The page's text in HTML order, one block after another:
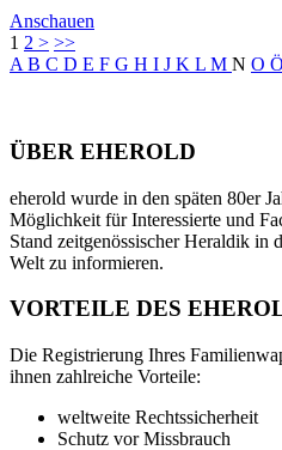
Anschauen
1 2 > >>
A B C D E F G H I J K L M N O Ö
ÜBER EHEROLD
eherold wurde in den späten 80er
Möglichkeit für Interessierte und
Stand zeitgenössischer Heraldik in
Welt zu informieren.
VORTEILE DES
Die Registrierung Ihres
ihnen zahlreiche Vorteile:
weltweite Rechtssicherheit
Schutz vor Missbrauch